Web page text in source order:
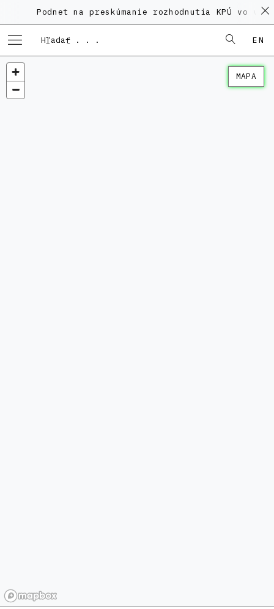
Podnet na preskúmanie rozhodnutia KPÚ vo veci
EN
MAPA